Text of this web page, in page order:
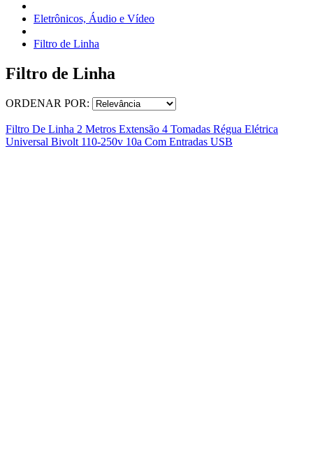
Eletrônicos, Áudio e Vídeo
Filtro de Linha
Filtro de Linha
ORDENAR POR:
Filtro De Linha 2 Metros Extensão 4 Tomadas Régua Elétrica
Universal Bivolt 110-250v 10a Com Entradas USB